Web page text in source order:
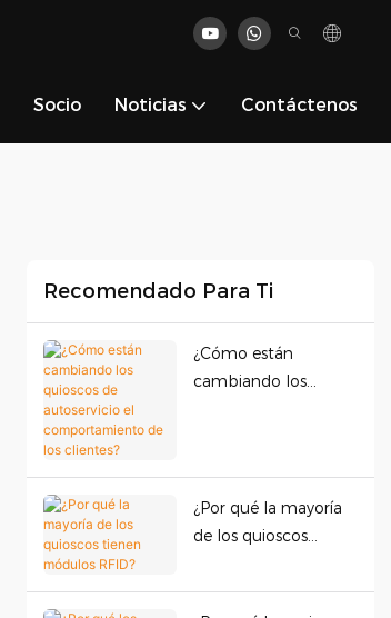
Socio Noticias Contáctenos
Recomendado Para Ti
¿Cómo están
cambiando los
¿Por qué la mayoría
de los quioscos
RFID?